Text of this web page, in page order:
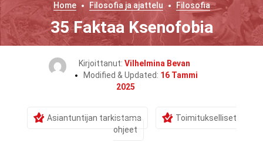
Home Filosofia ja ajattelu Filosofia
35 Faktaa Ksenofobia
Kirjoittanut: Vilhelmina Bevan
Modified & Updated: 16 Tammi
2025
Asiantuntijan tarkistama
Toimitukselliset
ohjeet